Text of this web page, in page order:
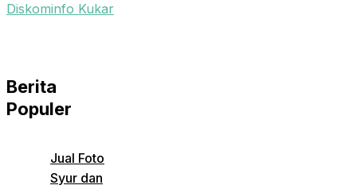
Diskominfo Kukar
Berita
Populer
Jual Foto
Syur dan